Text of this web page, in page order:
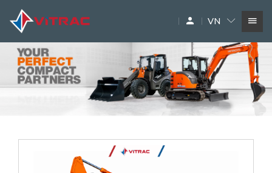
SIÊU THỊ MÁY XÂY DỰNG
THƯƠNG HIỆU
DỊCH VỤ
VN